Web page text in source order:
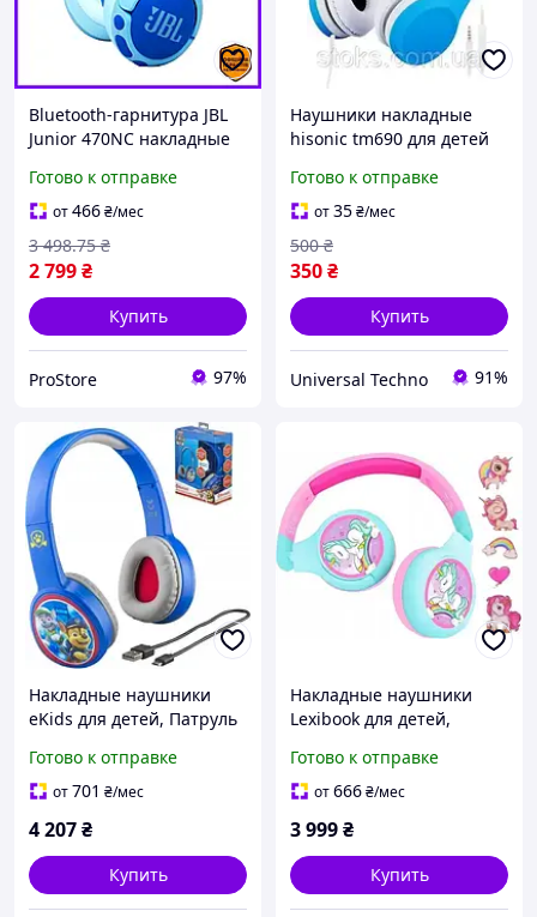
Bluetooth-гарнитура JBL
Junior 470NC накладные
активным
шумоподавлением
безопасный звук
Готово к отправке
от466₴/мес
2 799₴
3 498.75 ₴
Купить
ProStore 97%
Наушники накладные
hisonic tm690 для детей
Готово к отправке
от35₴/мес
350₴
500 ₴
Купить
Universal Techno 91%
Накладные наушники
eKids для детей, Патруль
Готово к отправке
от701 ₴/мес
4 207₴
Купить
Накладные наушники
Lexibook для детей,
Готово к отправке
от666₴/мес
3 999₴
Купить